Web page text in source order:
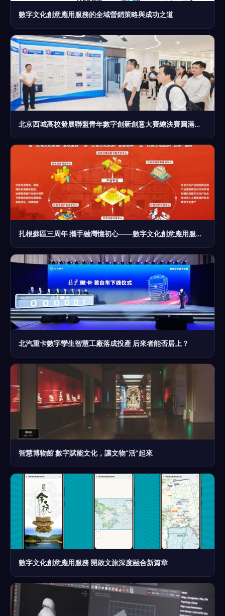
數字文化創意應用服務的全域營銷策略與成功之道
北京西城高校發展聯盟青年數字創新創意大賽總決賽圓滿落幕，數字文化創意應用服務引領新浪潮
扎根蘇區三周年 攜手融灣憶初心——數字文化創意應用服務的創新與實踐
北汽重卡數字孿生智慧工廠落成投產 后來者能否居上？
智慧博物館 數字賦能文化，讓文物“活”起來
數字文化創意應用服務 開啟文旅深度融合新篇章